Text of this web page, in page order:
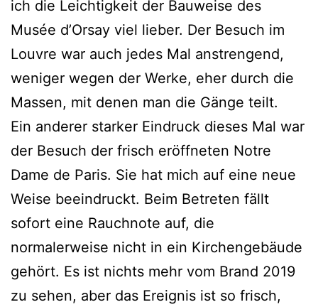
ich die Leichtigkeit der Bauweise des
Musée d’Orsay viel lieber. Der Besuch im
Louvre war auch jedes Mal anstrengend,
weniger wegen der Werke, eher durch die
Massen, mit denen man die Gänge teilt.
Ein anderer starker Eindruck dieses Mal war
der Besuch der frisch eröffneten Notre
Dame de Paris. Sie hat mich auf eine neue
Weise beeindruckt. Beim Betreten fällt
sofort eine Rauchnote auf, die
normalerweise nicht in ein Kirchengebäude
gehört. Es ist nichts mehr vom Brand 2019
zu sehen, aber das Ereignis ist so frisch,